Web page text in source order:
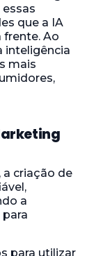
que a IA
frente. Ao
inteligência
mais
a criação de
a
para utilizar